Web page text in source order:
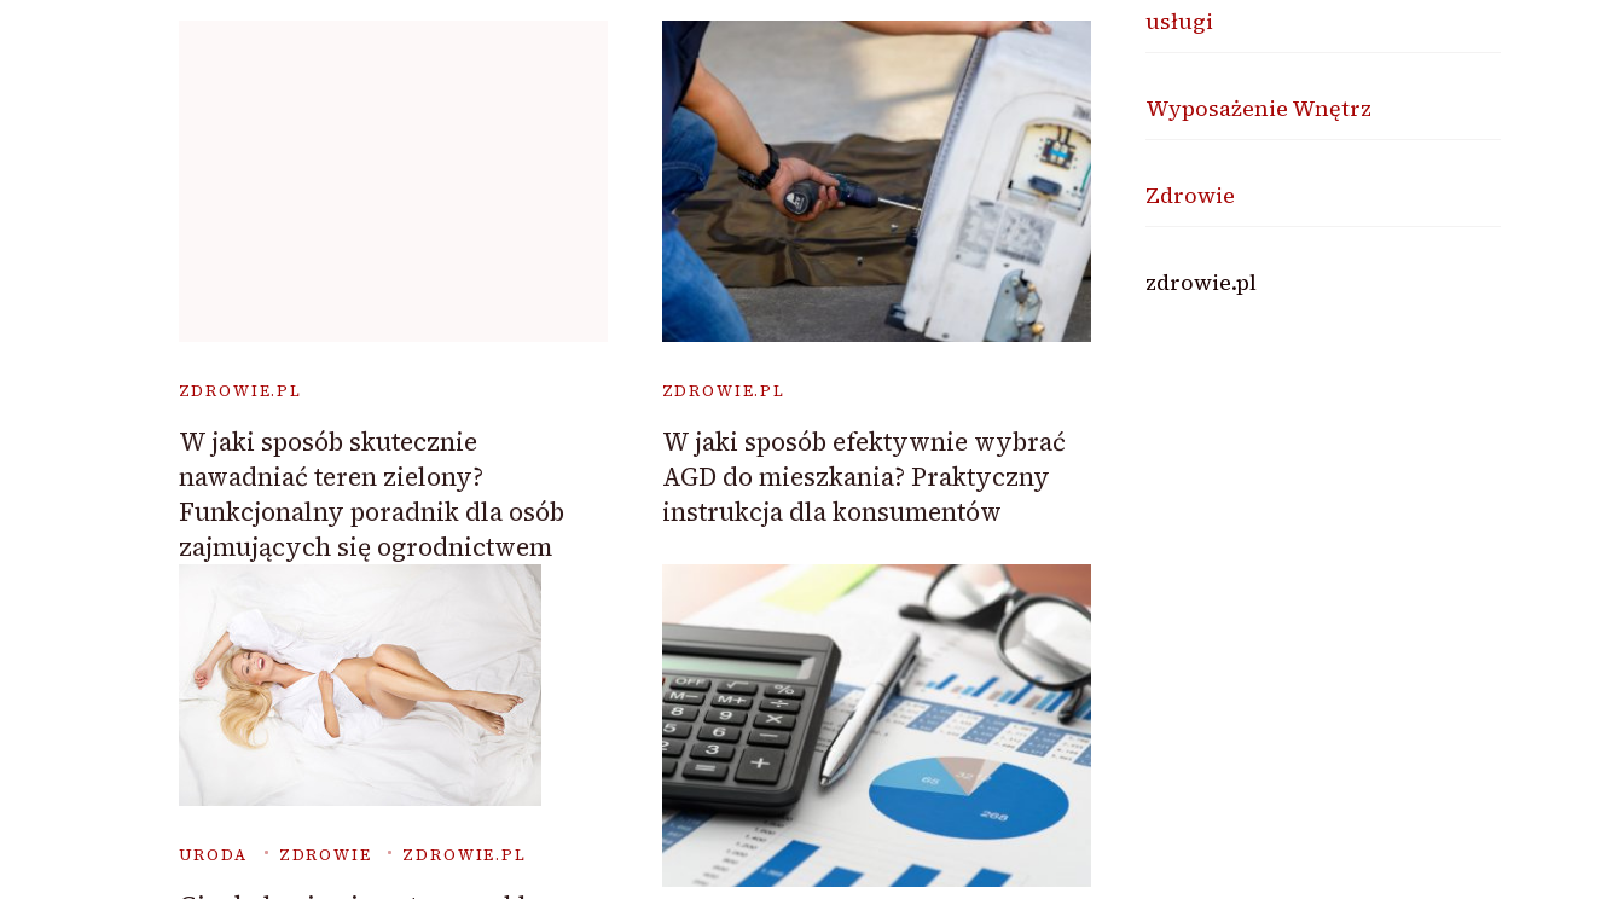
ZDROWIE.PL
W jaki sposób skutecznie
nawadniać teren zielony?
Funkcjonalny poradnik dla osób
zajmujących się ogrodnictwem
ZDROWIE.PL
W jaki sposób efektywnie wybrać
AGD do mieszkania? Praktyczny
instrukcja dla konsumentów
URODA ZDROWIE ZDROWIE.PL
usługi
Wyposażenie Wnętrz
Zdrowie
zdrowie.pl